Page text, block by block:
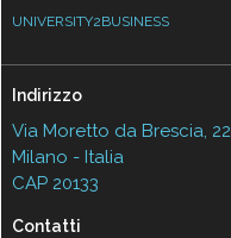
UNIVERSITY2BUSINESS
Indirizzo
Via Moretto da Brescia, 22
Milano - Italia
CAP 20133
Contatti